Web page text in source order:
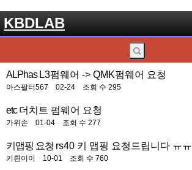
KBDLAB
ALPhas L3펌웨어 -> QMK펌웨어 요청
아스팔터567 02-24 조회 수 295
etc더치트 펌웨어 요청
가위손 01-04 조회 수 277
키맵핑 요청 rs40 키 맵핑 요청드립니다 ㅠㅠ
키릔이이 10-01 조회 수 760